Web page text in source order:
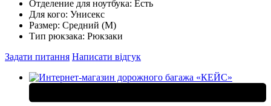
Отделение для ноутбука: Есть
Для кого: Унисекс
Размер: Средний (M)
Тип рюкзака: Рюкзаки
Задати питання Написати відгук